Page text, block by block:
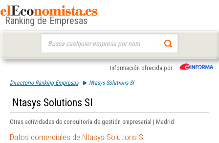
Ranking de Empresas
Información ofrecida por
Directorio Ranking Empresas Ntasys Solutions Sl
Ntasys Solutions Sl
Otras actividades de consultoría de gestión empresarial | Madrid
Datos comerciales de Ntasys Solutions Sl